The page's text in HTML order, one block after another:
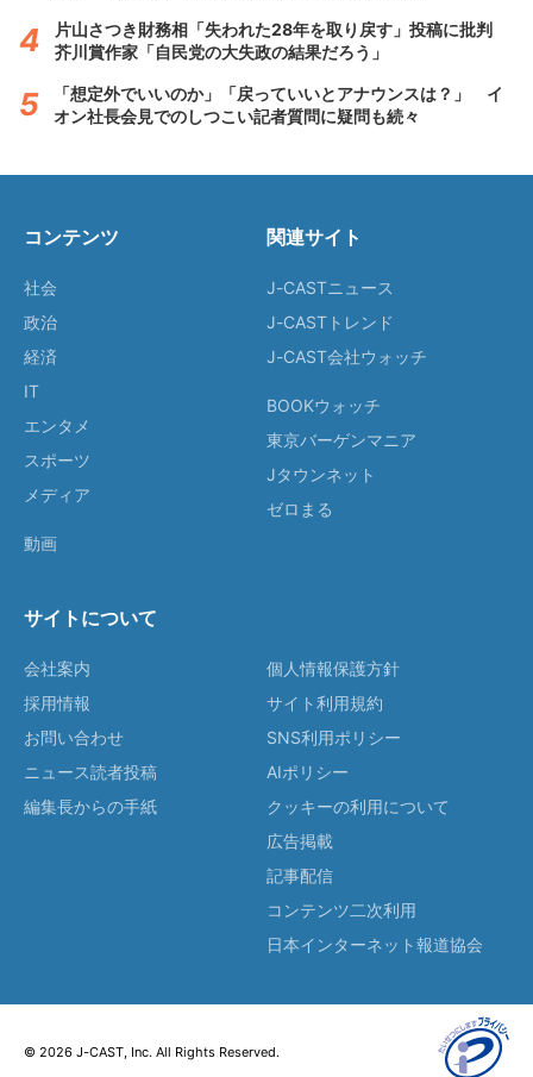
片山さつき財務相「失われた28年を取り戻す」投稿に批判
芥川賞作家「自民党の大失政の結果だろう」
「想定外でいいのか」「戻っていいとアナウンスは？」 イ
オン社長会見でのしつこい記者質問に疑問も続々
コンテンツ
社会
政治
経済
IT
エンタメ
スポーツ
メディア
動画
関連サイト
J-CASTニュース
J-CASTトレンド
J-CAST会社ウォッチ
BOOKウォッチ
東京バーゲンマニア
Jタウンネット
ゼロまる
サイトについて
会社案内
採用情報
お問い合わせ
ニュース読者投稿
編集長からの手紙
個人情報保護方針
サイト利用規約
SNS利用ポリシー
AIポリシー
クッキーの利用について
広告掲載
記事配信
コンテンツ二次利用
日本インターネット報道協会
© 2026 J-CAST, Inc. All Rights Reserved.